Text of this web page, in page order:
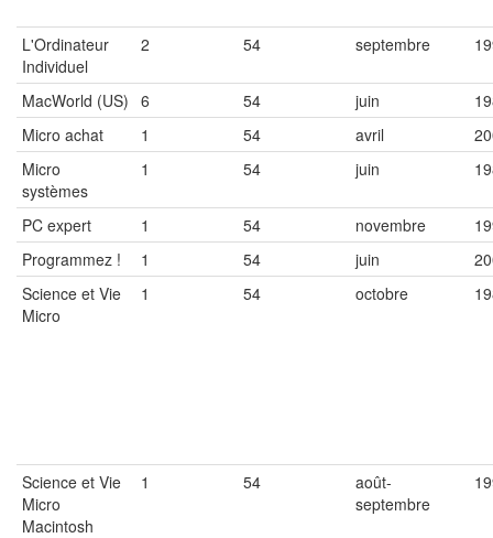
L'Ordinateur
Individuel
2 54 septembre
MacWorld (US) 6 54 juin
Micro achat
1 54 avril
Micro
systèmes
1 54 juin
PC expert 1 54 novembre
Programmez !
1 54 juin
Science et Vie
Micro
1 54 octobre
Science et Vie
Micro
Macintosh
1 54
août-
septembre